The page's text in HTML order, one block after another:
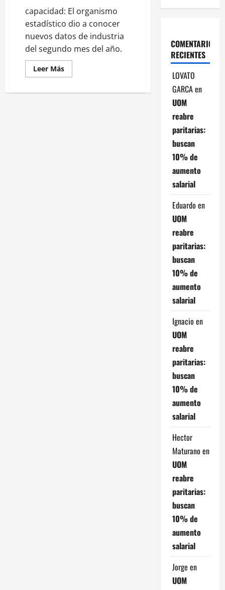
capacidad: El organismo
estadístico dio a conocer
nuevos datos de industria
del segundo mes del año.
Leer MásLeer
más
El
COMENTARIOS
RECIENTES
LOVATO
GARCAen
UOM
reabre
paritarias:
buscan
10% de
aumento
salarial
Eduardo en
UOM
reabre
paritarias:
buscan
10% de
aumento
salarial
Ignacio en
UOM
reabre
paritarias:
buscan
10% de
aumento
salarial
Hector
Maturano en
UOM
reabre
paritarias:
buscan
10% de
aumento
salarial
Jorge en
UOM